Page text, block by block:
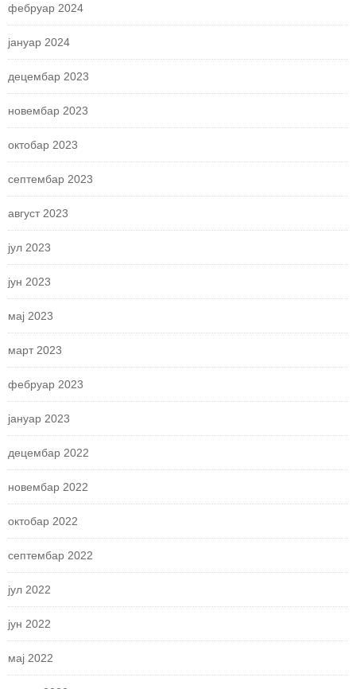
фебруар 2024
јануар 2024
децембар 2023
новембар 2023
октобар 2023
септембар 2023
август 2023
јул 2023
јун 2023
мај 2023
март 2023
фебруар 2023
јануар 2023
децембар 2022
новембар 2022
октобар 2022
септембар 2022
јул 2022
јун 2022
мај 2022